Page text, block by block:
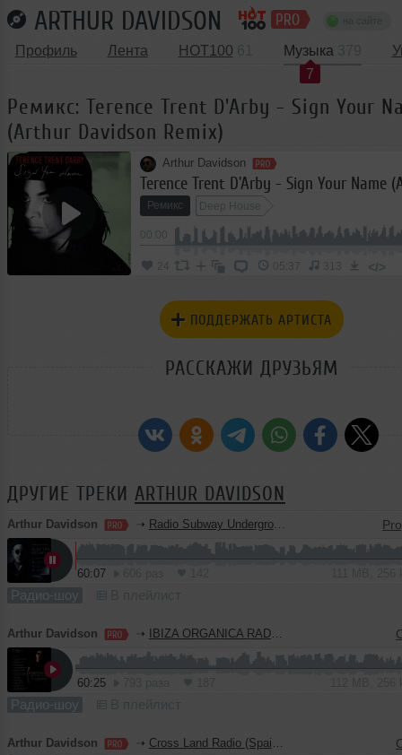
ARTHUR DAVIDSON
Профиль Лента HOT100
Музыка
7
Ремикс: Terence Trent D'Arby - Sign Your
(Arthur Davidson Remix)
Arthur Davidson
Ремикс Deep House
24 05:37 313 </>
ПОДДЕРЖАТЬ АРТИСТА
РАССКАЖИ ДРУЗЬЯМ
ДРУГИЕ ТРЕКИ ARTHUR DAVIDSON
Arthur Davidson ➝ Radio Subway Underground (Italy) Part 8
60:07
Радио-шоу
Arthur Davidson ➝ IBIZA ORGANICA RADIO (GUEST MIX)
60:25
Радио-шоу
Arthur Davidson ➝ Cross Land Radio (Spain) 10 (Exclusive Edition)